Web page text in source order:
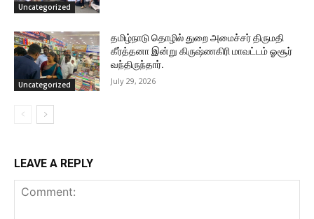
Uncategorized
Uncategorized
தமிழ்நாடு தொழில் துறை அமைச்சர் திருமதி
கீர்த்தனா இன்று கிருஷ்ணகிரி மாவட்டம் ஓசூர்
வந்திருந்தார்.
July 29, 2026
LEAVE A REPLY